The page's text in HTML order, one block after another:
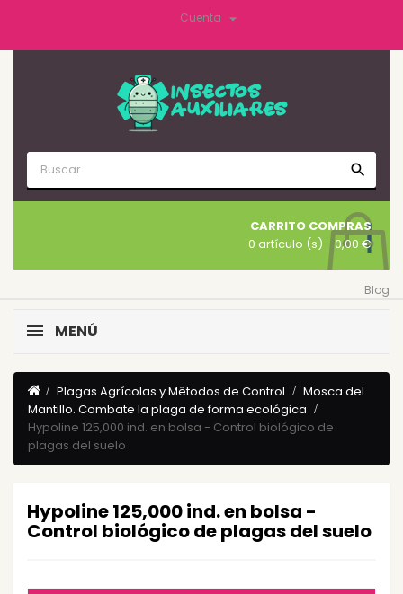
Cuenta 
search
CARRITO COMPRAS
0 artículo (s) - 0,00 €
Blog
MENÚ
Plagas Agrícolas y Mëtodos de Control
Mosca del
Mantillo. Combate la plaga de forma ecológica
Hypoline 125,000 ind. en bolsa - Control biológico de
plagas del suelo
Hypoline 125,000 ind. en bolsa -
Control biológico de plagas del suelo